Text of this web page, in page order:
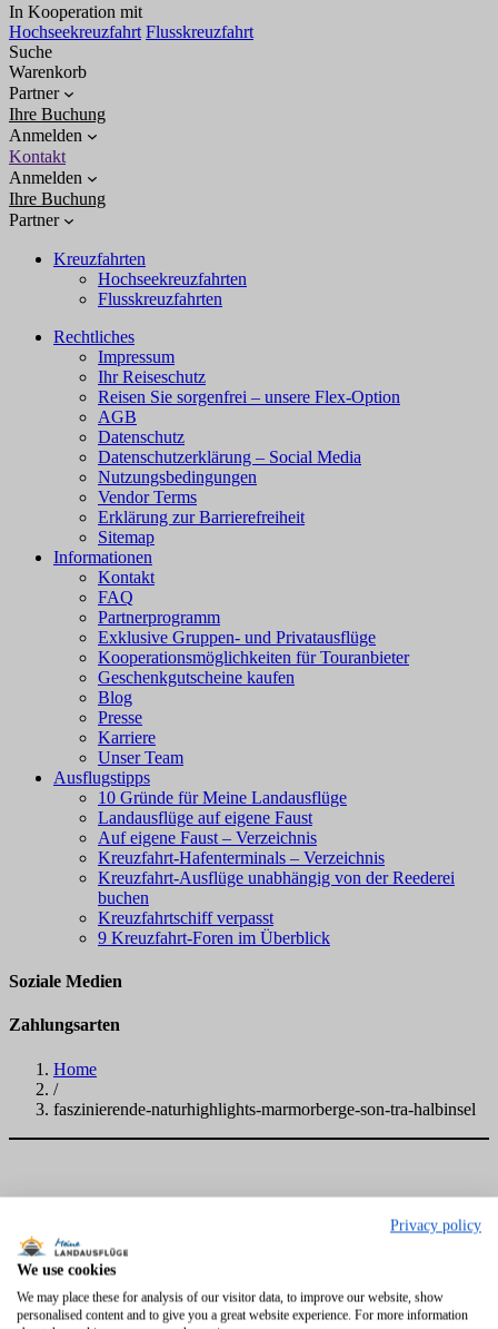
In Kooperation mit
Hochseekreuzfahrt Flusskreuzfahrt
Suche
Warenkorb
Partner
Ihre Buchung
Anmelden
Kontakt
Anmelden
Ihre Buchung
Partner
Kreuzfahrten
Hochseekreuzfahrten
Flusskreuzfahrten
Rechtliches
Impressum
Ihr Reiseschutz
Reisen Sie sorgenfrei – unsere Flex-Option
AGB
Datenschutz
Datenschutzerklärung – Social Media
Nutzungsbedingungen
Vendor Terms
Erklärung zur Barrierefreiheit
Sitemap
Informationen
Kontakt
FAQ
Partnerprogramm
Exklusive Gruppen- und Privatausflüge
Kooperationsmöglichkeiten für Touranbieter
Geschenkgutscheine kaufen
Blog
Presse
Karriere
Unser Team
Ausflugstipps
10 Gründe für Meine Landausflüge
Landausflüge auf eigene Faust
Auf eigene Faust – Verzeichnis
Kreuzfahrt-Hafenterminals – Verzeichnis
Kreuzfahrt-Ausflüge unabhängig von der Reederei
buchen
Kreuzfahrtschiff verpasst
9 Kreuzfahrt-Foren im Überblick
Soziale Medien
Zahlungsarten
Home
/
faszinierende-naturhighlights-marmorberge-son-tra-halbinsel
Privacy policy
We use cookies
We may place these for analysis of our visitor data, to improve our website, show
personalised content and to give you a great website experience. For more information